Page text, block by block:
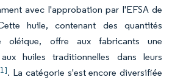
avec l'approbation par l'EFSA de
huile, contenant des quantités
oléique, offre aux fabricants une
huiles traditionnelles dans leurs
. La catégorie s'est encore diversifiée